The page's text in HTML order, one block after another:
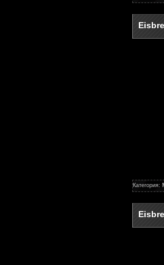
Категория: